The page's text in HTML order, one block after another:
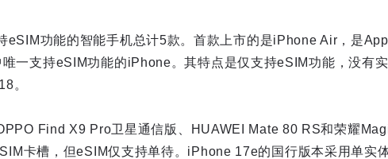
eSIM功能的智能手机总计5款。首款上市的是iPhone Air，是
一支持eSIM功能的iPhone。其特点是仅支持eSIM功能，没有
。
Find X9 Pro卫星通信版、HUAWEI Mate 80 RS和荣耀
卡槽，但eSIM仅支持单待。iPhone 17e的国行版本采用单实